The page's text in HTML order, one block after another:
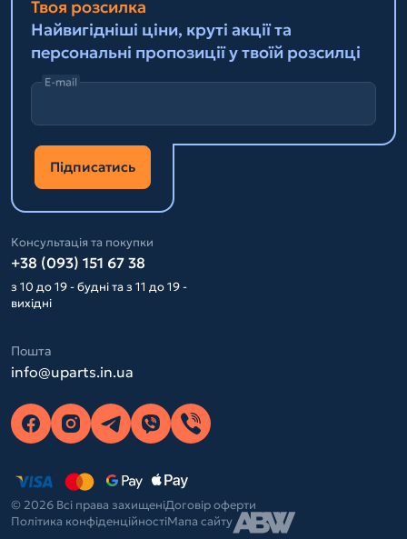
Твоя розсилка
Найвигідніші ціни, круті акції та
персональні пропозиції у твоїй розсилці
E-mail
Підписатись
Консультація та покупки
+38 (093) 151 67 38
з 10 до 19 - будні та з 11 до 19 -
вихідні
Пошта
info@uparts.in.ua
© 2026 Всі права захищеніДоговір оферти
Політика конфіденційностіМапа сайту